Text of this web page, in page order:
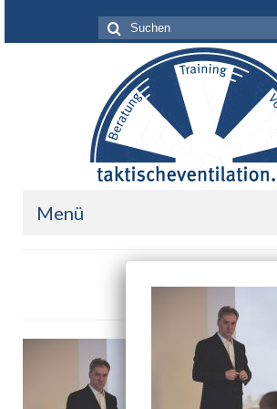
Suche
nach:
Menü
Ihr Nutzen
Referenzen
FBM_7909